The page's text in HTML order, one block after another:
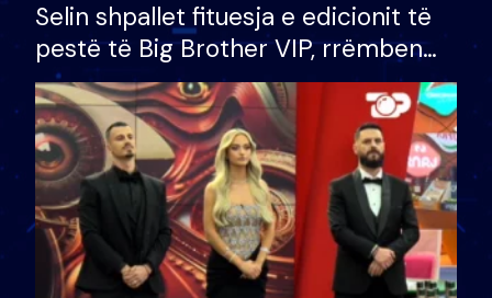
Selin shpallet fituesja e edicionit të
pestë të Big Brother VIP, rrëmben
çmimin e madh prej 100 mijë eurosh